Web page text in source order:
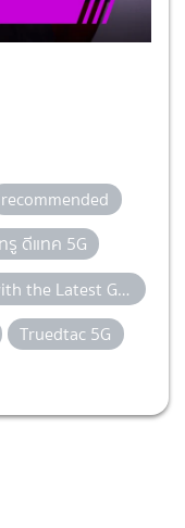
recommended
ทรู ดีแทค 5G
Stay True Journey to the Future with the Latest Generation of iPhone
Truedtac 5G